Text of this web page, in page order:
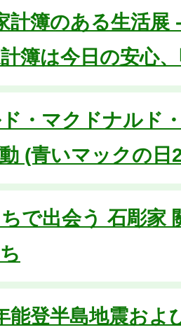
計簿のある生活展
簿は今日の安心
ド・マクドナルド
(青いマックの日
で出会う 石彫家
能登半島地震およ